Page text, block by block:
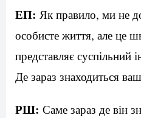
ЕП: Як правило, ми не
особисте життя, але це
представляє суспільний
Де зараз знаходиться
РШ: Саме зараз де він